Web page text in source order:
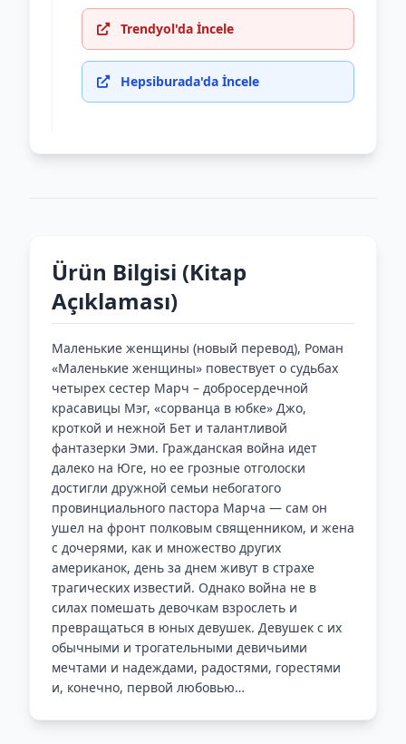
Trendyol'da İncele
Hepsiburada'da İncele
Ürün Bilgisi (Kitap
Açıklaması)
Маленькие женщины (новый перевод), Роман
«Маленькие женщины» повествует о судьбах
четырех сестер Марч – добросердечной
красавицы Мэг, «сорванца в юбке» Джо,
кроткой и нежной Бет и талантливой
фантазерки Эми. Гражданская война идет
далеко на Юге, но ее грозные отголоски
достигли дружной семьи небогатого
провинциального пастора Марча — сам он
ушел на фронт полковым священником, и жена
с дочерями, как и множество других
американок, день за днем живут в страхе
трагических известий. Однако война не в
силах помешать девочкам взрослеть и
превращаться в юных девушек. Девушек с их
обычными и трогательными девичьими
мечтами и надеждами, радостями, горестями
и, конечно, первой любовью…